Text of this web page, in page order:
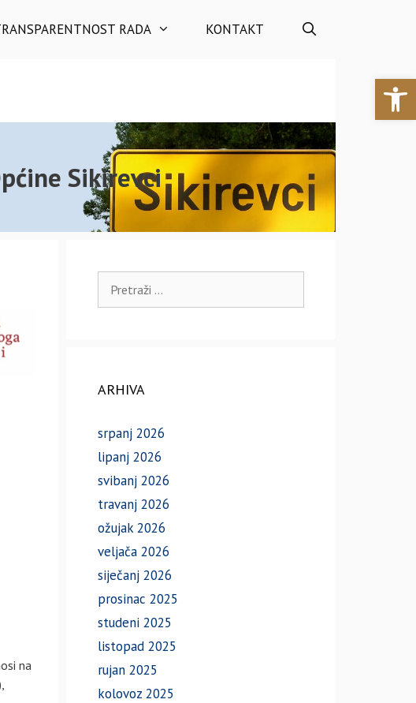
RADA KONTAKT
Sikirevci
na
ARHIVA
srpanj 2026
lipanj 2026
svibanj 2026
travanj 2026
ožujak 2026
veljača 2026
siječanj 2026
prosinac 2025
studeni 2025
listopad 2025
rujan 2025
kolovoz 2025